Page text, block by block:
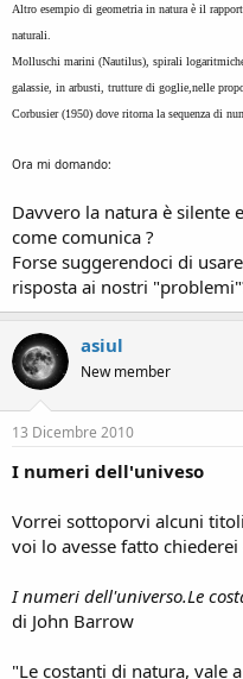
Altro esempio di geometria in natura è il
naturali.
Molluschi marini (Nautilus), spirali
galassie, in arbusti, trutture di goglie,nelle
Corbusier (1950) dove ritorna la sequenza di
Ora mi domando:
Davvero la natura è silente
come comunica ?
Forse suggerendoci di
risposta ai nostri
asiul
New member
13 Dicembre 2010
I numeri dell'univeso
Vorrei sottoporvi alcuni
voi lo avesse fatto
I numeri dell'universo.Le
di John Barrow
"Le costanti di natura, vale